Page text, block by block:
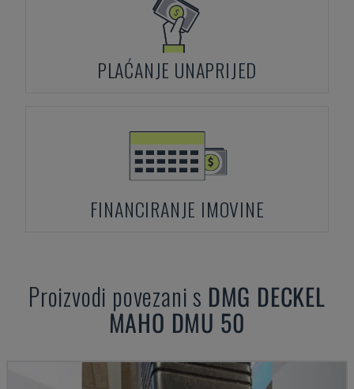
PLAĆANJE UNAPRIJED
FINANCIRANJE IMOVINE
Proizvodi povezani s DMG DECKEL
MAHO DMU 50